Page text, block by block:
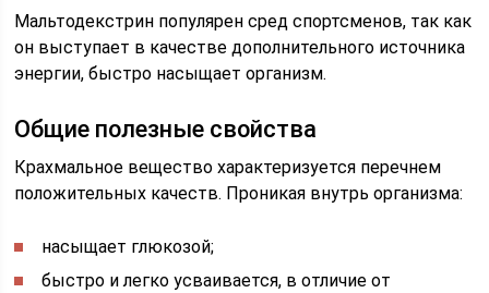
Мальтодекстрин популярен сред спортсменов, так как
он выступает в качестве дополнительного источника
энергии, быстро насыщает организм.
Общие полезные свойства
Крахмальное вещество характеризуется перечнем
положительных качеств. Проникая внутрь организма:
насыщает глюкозой;
быстро и легко усваивается, в отличие от